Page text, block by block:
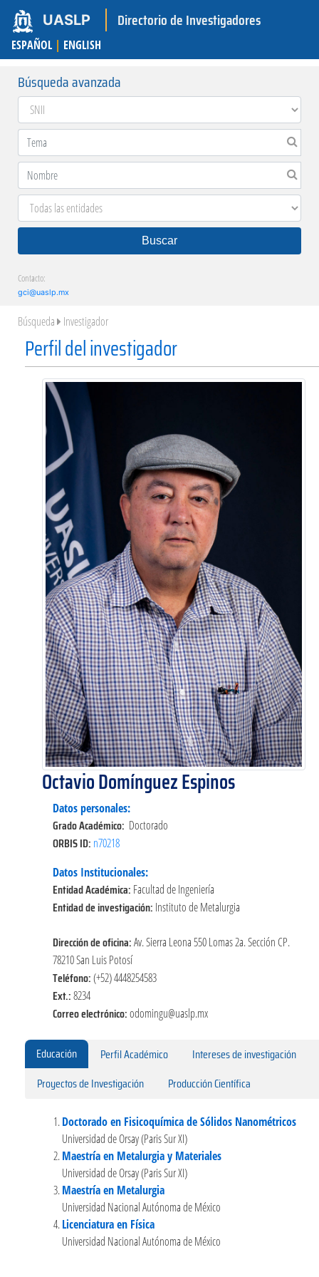
UASLP Directorio de Investigadores
ESPAÑOL | ENGLISH
Búsqueda avanzada
Buscar
Contacto:
gci@uaslp.mx
Búsqueda Investigador
Perfil del investigador
Octavio Domínguez Espinos
Datos personales:
Grado Académico: Doctorado
ORBIS ID: n70218
Datos Institucionales:
Entidad Académica: Facultad de Ingeniería
Entidad de investigación: Instituto de Metalurgia
Dirección de oficina:Av. Sierra Leona 550 Lomas 2a. Sección CP.
78210 San Luis Potosí
Teléfono:(+52) 4448254583
Ext.:8234
Correo electrónico:odomingu@uaslp.mx
Educación Perfil Académico
Intereses de investigación
Proyectos de Investigación
Producción Científica
Doctorado en Fisicoquímica de Sólidos Nanométricos
Universidad de Orsay (Paris Sur XI)
Maestría en Metalurgia y Materiales
Universidad de Orsay (Paris Sur XI)
Maestría en Metalurgia
Universidad Nacional Autónoma de México
Licenciatura en Física
Universidad Nacional Autónoma de México